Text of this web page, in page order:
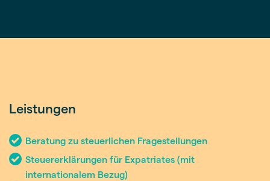
Leistungen
Beratung zu steuerlichen Fragestellungen
Steuererklärungen für Expatriates (mit
internationalem Bezug)